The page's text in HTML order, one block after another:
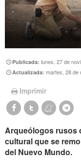
Publicada:lunes, 27 de
Actualizada:martes, 28 de
Imprimir
Arqueólogos rusos
cultural que se
del Nuevo Mundo.